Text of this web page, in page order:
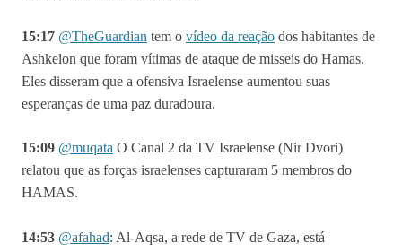
15:17 @TheGuardian tem o vídeo da reação dos habitantes de
Ashkelon que foram vítimas de ataque de misseis do Hamas.
Eles disseram que a ofensiva Israelense aumentou suas
esperanças de uma paz duradoura.
15:09 @muqata O Canal 2 da TV Israelense (Nir Dvori)
relatou que as forças israelenses capturaram 5 membros do
HAMAS.
14:53 @afahad: Al-Aqsa, a rede de TV de Gaza, está